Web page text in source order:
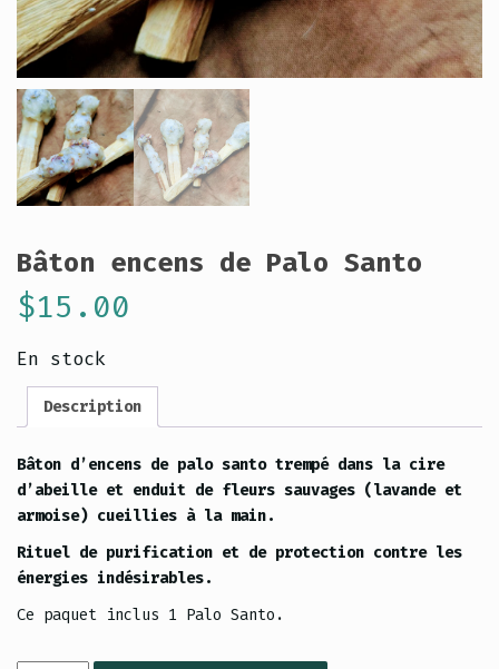
Bâton encens de Palo Santo
$15.00
En stock
Description
Bâton d’encens de palo santo trempé dans la cire
d’abeille et enduit de fleurs sauvages (lavande et
armoise) cueillies à la main.
Rituel de purification et de protection contre les
énergies indésirables.
Ce paquet inclus 1 Palo Santo.